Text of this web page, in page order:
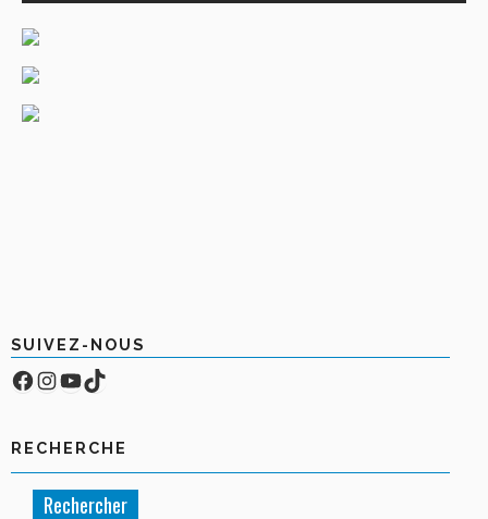
SUIVEZ-NOUS
Facebook
Compte Instagram
YouTube
TikTok
RECHERCHE
Rechercher :